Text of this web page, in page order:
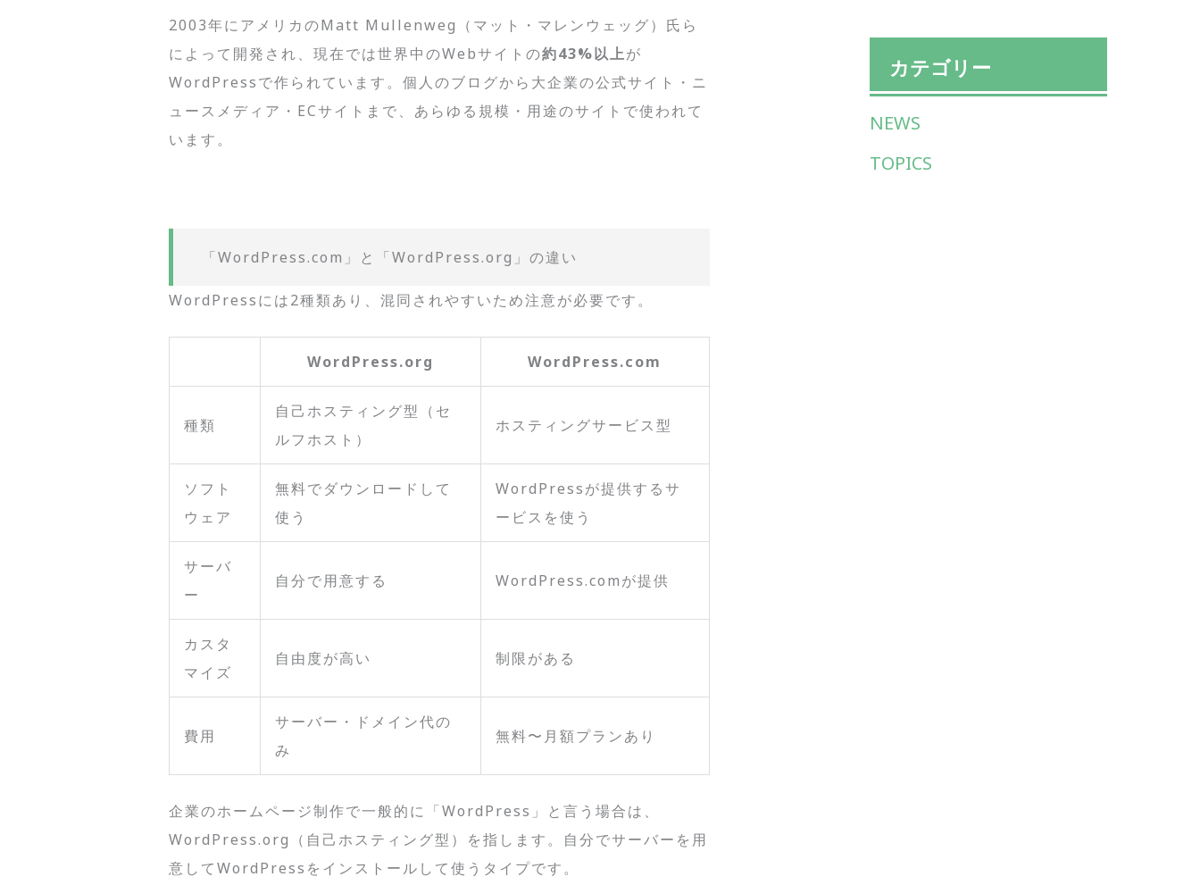
2003年にアメリカのMatt Mullenweg（マット・マレンウェッグ）氏ら
によって開発され、現在では世界中のWebサイトの約43%以上が
WordPressで作られています。個人のブログから大企業の公式サイト・ニ
ュースメディア・ECサイトまで、あらゆる規模・用途のサイトで使われて
います。
「WordPress.com」と「WordPress.org」の違い
WordPressには2種類あり、混同されやすいため注意が必要です。
WordPress.org WordPress.com
種類
自己ホスティング型（セ
ルフホスト）
ホスティングサービス型
ソフト
ウェア
無料でダウンロードして
使う
WordPressが提供するサ
ービスを使う
サーバ
ー
自分で用意する WordPress.comが提供
カスタ
マイズ
自由度が高い 制限がある
費用
サーバー・ドメイン代の
み
無料〜月額プランあり
企業のホームページ制作で一般的に「WordPress」と言う場合は、
WordPress.org（自己ホスティング型）を指します。自分でサーバーを用
意してWordPressをインストールして使うタイプです。
カテゴリー
NEWS
TOPICS